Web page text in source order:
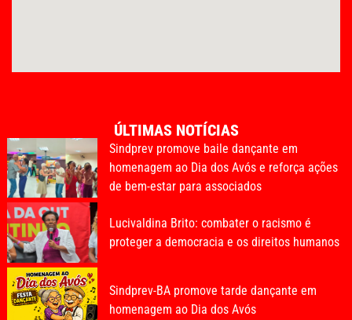
ÚLTIMAS NOTÍCIAS
Sindprev promove baile dançante em
homenagem ao Dia dos Avós e reforça ações
de bem-estar para associados
Lucivaldina Brito: combater o racismo é
proteger a democracia e os direitos humanos
Sindprev-BA promove tarde dançante em
homenagem ao Dia dos Avós